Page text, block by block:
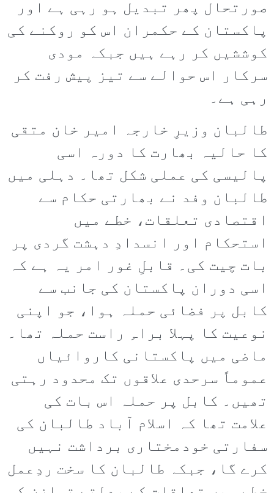
صورتحال پھر تبدیل ہو رہی ہے اور
پاکستان کے حکمران اس کو روکنے کی
کوششیں کر رہے ہیں جبکہ مودی
سرکار اس حوالے سے تیز پیش رفت کر
رہی ہے۔
طالبان وزیرِ خارجہ امیر خان متقی
کا حالیہ بھارت کا دورہ اسی
پالیسی کی عملی شکل تھا۔ دہلی میں
طالبان وفد نے بھارتی حکام سے
اقتصادی تعلقات، خطے میں
استحکام اور انسدادِ دہشت گردی پر
بات چیت کی۔ قابلِ غور امر یہ ہے کہ
اسی دوران پاکستان کی جانب سے
کابل پر فضائی حملہ ہوا، جو اپنی
نوعیت کا پہلا براہِ راست حملہ تھا۔
ماضی میں پاکستانی کاروائیاں
عموماً سرحدی علاقوں تک محدود رہتی
تھیں۔ کابل پر حملہ اس بات کی
علامت تھا کہ اسلام آباد طالبان کی
سفارتی خودمختاری برداشت نہیں
کرے گا، جبکہ طالبان کا سخت ردِعمل